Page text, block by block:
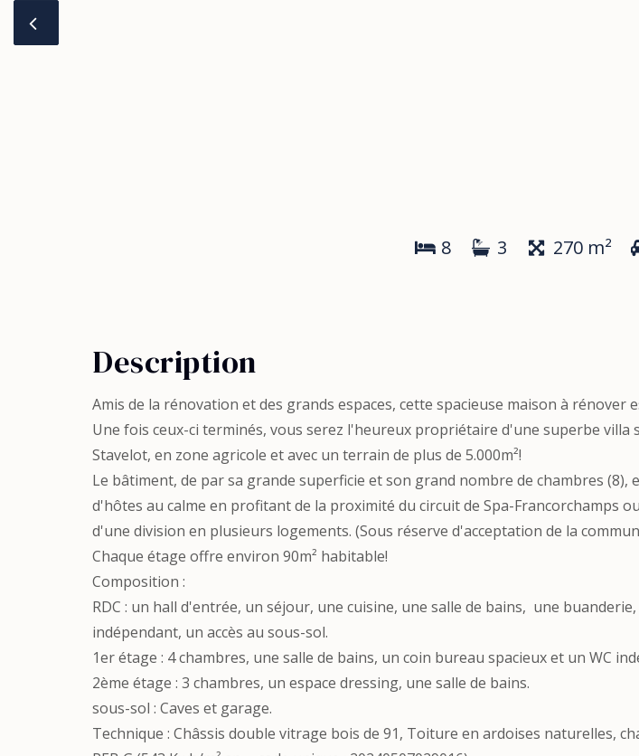
8 3 270 m²
Description
Amis de la rénovation et des grands espaces, cette spacieuse maison à rénover
Une fois ceux-ci terminés, vous serez l'heureux propriétaire d'une superbe villa
Stavelot, en zone agricole et avec un terrain de plus de 5.000m²!
Le bâtiment, de par sa grande superficie et son grand nombre de chambres (8),
d'hôtes au calme en profitant de la proximité du circuit de Spa-Francorchamps
d'une division en plusieurs logements. (Sous réserve d'acceptation de la
Chaque étage offre environ 90m² habitable!
Composition :
RDC : un hall d'entrée, un séjour, une cuisine, une salle de bains, une
indépendant, un accès au sous-sol.
1er étage : 4 chambres, une salle de bains, un coin bureau spacieux et un WC
2ème étage : 3 chambres, un espace dressing, une salle de bains.
sous-sol : Caves et garage.
Technique : Châssis double vitrage bois de 91, Toiture en ardoises naturelles,